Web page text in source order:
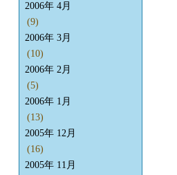
2006年 4月
(9)
2006年 3月
(10)
2006年 2月
(5)
2006年 1月
(13)
2005年 12月
(16)
2005年 11月